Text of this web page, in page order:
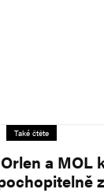
Také čtěte
a MOL